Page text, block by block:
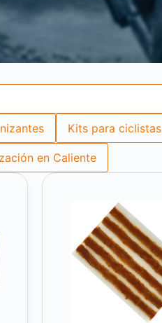
Kits para ciclistas
en Caliente